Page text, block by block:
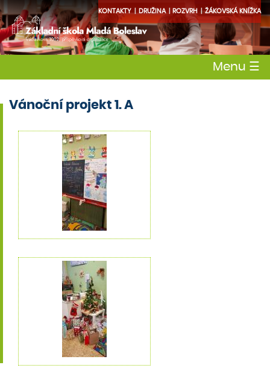
ŽÁKOVSKÁ KNÍŽKA
ROZVRH
DRUŽINA
KONTAKTY
Menu ☰
Vánoční projekt 1. A